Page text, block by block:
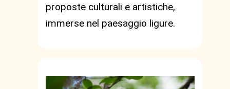
proposte culturali e artistiche,
immerse nel paesaggio ligure.